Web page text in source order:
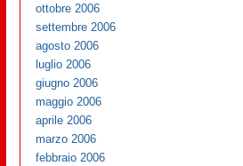
ottobre 2006
settembre 2006
agosto 2006
luglio 2006
giugno 2006
maggio 2006
aprile 2006
marzo 2006
febbraio 2006